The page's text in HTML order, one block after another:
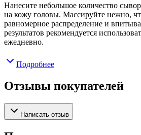
Нанесите небольшое количество
на кожу головы. Массируйте нежно,
равномерное распределение и
результатов рекомендуется
ежедневно.
Подробнее
Отзывы покупателей
Написать отзыв